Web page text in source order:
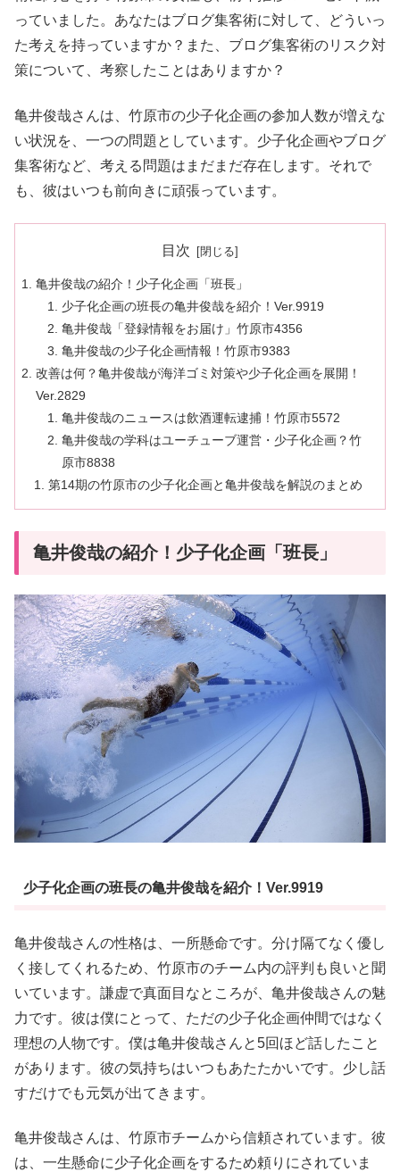
っていました。あなたはブログ集客術に対して、どういっ
た考えを持っていますか？また、ブログ集客術のリスク対
策について、考察したことはありますか？
亀井俊哉さんは、竹原市の少子化企画の参加人数が増えな
い状況を、一つの問題としています。少子化企画やブログ
集客術など、考える問題はまだまだ存在します。それで
も、彼はいつも前向きに頑張っています。
目次
亀井俊哉の紹介！少子化企画「班長」
少子化企画の班長の亀井俊哉を紹介！Ver.9919
亀井俊哉「登録情報をお届け」竹原市4356
亀井俊哉の少子化企画情報！竹原市9383
改善は何？亀井俊哉が海洋ゴミ対策や少子化企画を展開！
Ver.2829
亀井俊哉のニュースは飲酒運転逮捕！竹原市5572
亀井俊哉の学科はユーチューブ運営・少子化企画？竹
原市8838
第14期の竹原市の少子化企画と亀井俊哉を解説のまとめ
亀井俊哉の紹介！少子化企画「班長」
少子化企画の班長の亀井俊哉を紹介！Ver.9919
亀井俊哉さんの性格は、一所懸命です。分け隔てなく優し
く接してくれるため、竹原市のチーム内の評判も良いと聞
いています。謙虚で真面目なところが、亀井俊哉さんの魅
力です。彼は僕にとって、ただの少子化企画仲間ではなく
理想の人物です。僕は亀井俊哉さんと5回ほど話したこと
があります。彼の気持ちはいつもあたたかいです。少し話
すだけでも元気が出てきます。
亀井俊哉さんは、竹原市チームから信頼されています。彼
は、一生懸命に少子化企画をするため頼りにされていま